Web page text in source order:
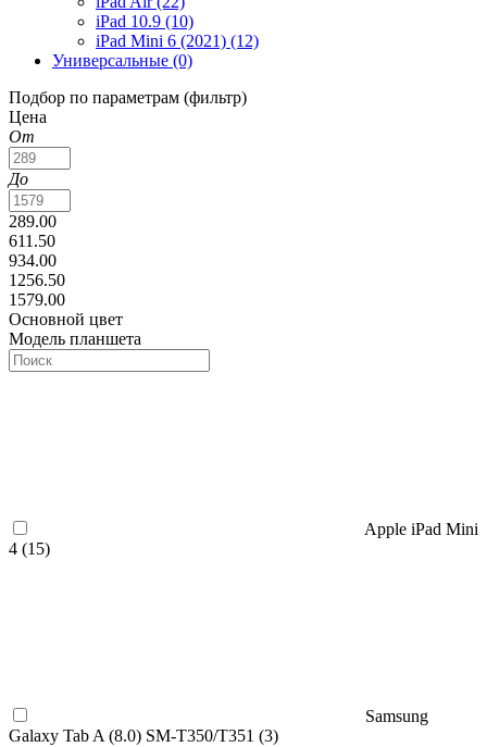
iPad 10.9 (10)
iPad Mini 6 (2021) (12)
Универсальные (0)
Подбор по параметрам (фильтр)
Цена
От
До
289.00
611.50
934.00
1256.50
1579.00
Основной цвет
Модель планшета
Apple iPad Mini
4 (15)
Samsung
Galaxy Tab A (8.0) SM-T350/T351 (3)